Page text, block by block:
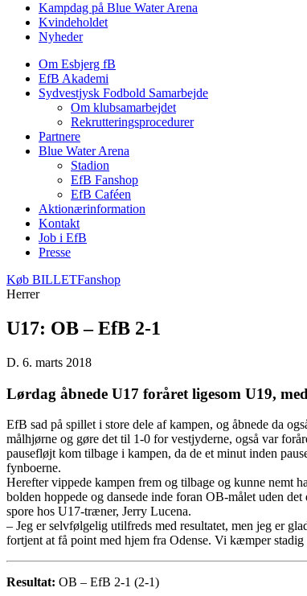
Kampdag på Blue Water Arena
Kvindeholdet
Nyheder
Om Esbjerg fB
EfB Akademi
Sydvestjysk Fodbold Samarbejde
Om klubsamarbejdet
Rekrutteringsprocedurer
Partnere
Blue Water Arena
Stadion
EfB Fanshop
EfB Caféen
Aktionærinformation
Kontakt
Job i EfB
Presse
Køb BILLETFanshop
Herrer
U17: OB – EfB 2-1
D. 6. marts 2018
Lørdag åbnede U17 foråret ligesom U19,
EfB sad på spillet i store dele af kampen, og åbnede da
målhjørne og gøre det til 1-0 for vestjyderne, også var
pausefløjt kom tilbage i kampen, da de et minut inden
fynboerne.
Herefter vippede kampen frem og tilbage og kunne nemt
bolden hoppede og dansede inde foran OB-målet uden
spore hos U17-træner, Jerry Lucena.
– Jeg er selvfølgelig utilfreds med resultatet, men jeg er
fortjent at få point med hjem fra Odense. Vi kæmper
Resultat: OB – EfB 2-1 (2-1)